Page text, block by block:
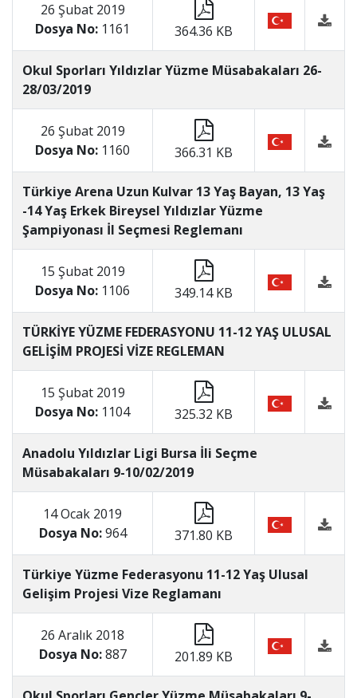
26 Şubat 2019
Dosya No: 1161 364.36 KB
Okul Sporları Yıldızlar Yüzme Müsabakaları 26-
28/03/2019
26 Şubat 2019
Dosya No: 1160 366.31 KB
Türkiye Arena Uzun Kulvar 13 Yaş Bayan, 13 Yaş
-14 Yaş Erkek Bireysel Yıldızlar Yüzme
Şampiyonası İl Seçmesi Reglemanı
15 Şubat 2019
Dosya No: 1106 349.14 KB
TÜRKİYE YÜZME FEDERASYONU 11-12 YAŞ ULUSAL
GELİŞİM PROJESİ VİZE REGLEMAN
15 Şubat 2019
Dosya No: 1104 325.32 KB
Anadolu Yıldızlar Ligi Bursa İli Seçme
Müsabakaları 9-10/02/2019
14 Ocak 2019
Dosya No:964 371.80 KB
Türkiye Yüzme Federasyonu 11-12 Yaş Ulusal
Gelişim Projesi Vize Reglamanı
26 Aralık 2018
Dosya No:887 201.89 KB